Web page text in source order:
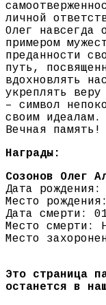
личной
Олег навсегда
примером
преданности
путь,
вдохновлять
укреплять
– символ
своим идеалам.
Вечная память!
Награды:
Созонов Олег
Дата рождения:
Место
Дата смерти:
Место смерти:
Место
Это страница
останется в